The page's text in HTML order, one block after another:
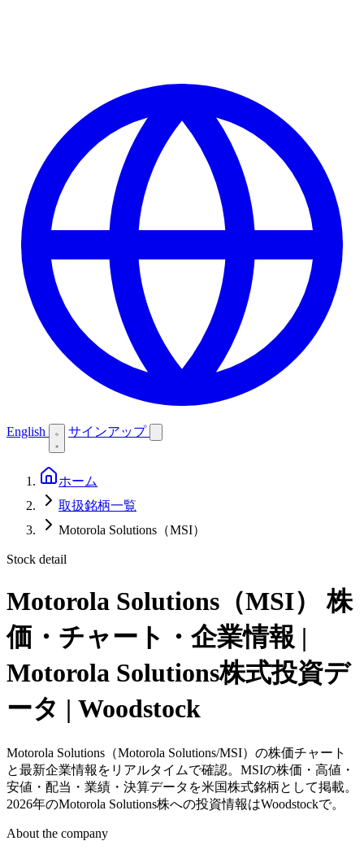
English サインアップ
ホーム
取扱銘柄一覧
Motorola Solutions（MSI）
Stock detail
Motorola Solutions（MSI）
株
価・チャート・企業情報 |
Motorola Solutions株式投資デ
ータ | Woodstock
Motorola Solutions（Motorola Solutions/MSI）の株価チャート
と最新企業情報をリアルタイムで確認。MSIの株価・高値・
安値・配当・業績・決算データを米国株式銘柄として掲載。
2026年のMotorola Solutions株への投資情報はWoodstockで。
About the company